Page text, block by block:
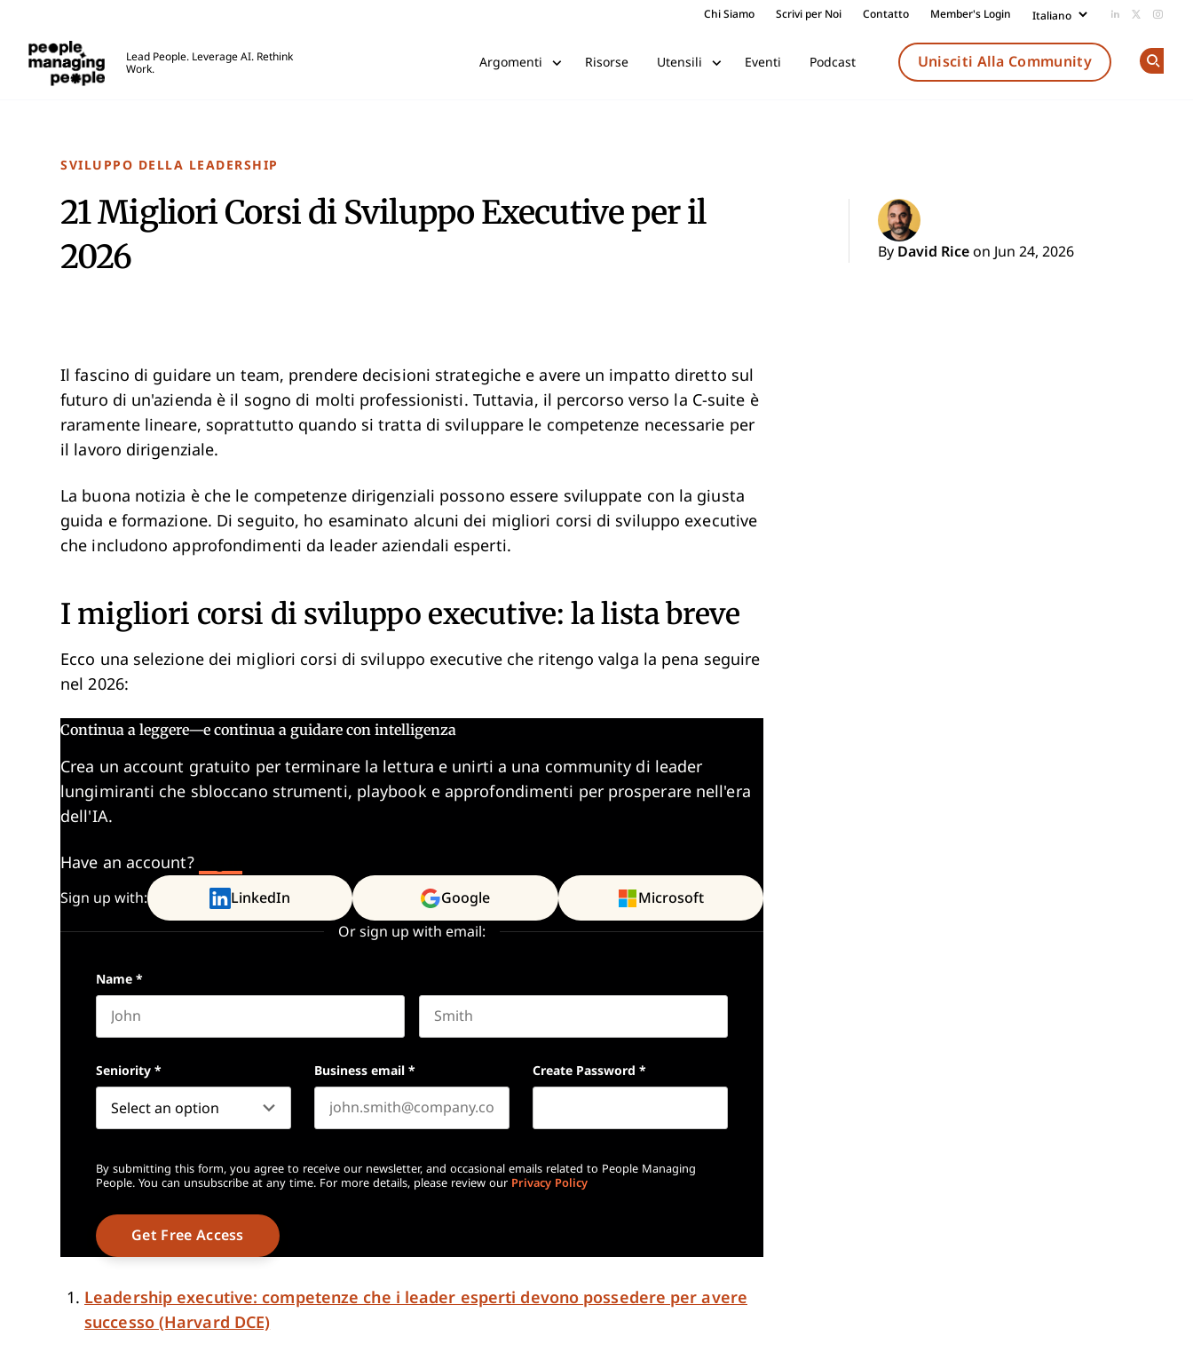
Chi Siamo Scrivi per Noi Contatto Member's Login Add us on
Follow
Lead People. Leverage AI. Rethink
Work.
Argomenti Risorse Utensili Eventi Podcast Unisciti Alla Community
SVILUPPO DELLA LEADERSHIP
21 Migliori Corsi di Sviluppo Executive per il
2026
By David Rice on Jun 24, 2026
Il fascino di guidare un team, prendere decisioni strategiche e avere un impatto diretto sul
futuro di un'azienda è il sogno di molti professionisti. Tuttavia, il percorso verso la C-suite è
raramente lineare, soprattutto quando si tratta di sviluppare le competenze necessarie per
il lavoro dirigenziale.
La buona notizia è che le competenze dirigenziali possono essere sviluppate con la giusta
guida e formazione. Di seguito, ho esaminato alcuni dei migliori corsi di sviluppo executive
che includono approfondimenti da leader aziendali esperti.
I migliori corsi di sviluppo executive: la lista breve
Ecco una selezione dei migliori corsi di sviluppo executive che ritengo valga la pena seguire
nel 2026:
Continua a leggere—e continua a guidare con intelligenza
Crea un account gratuito per terminare la lettura e unirti a una community di leader
lungimiranti che sbloccano strumenti, playbook e approfondimenti per prosperare nell'era
dell'IA.
Have an account?
Sign up with: LinkedIn Google Microsoft
Or sign up with email:
Name *
Seniority * Business email * Create Password *
By submitting this form, you agree to receive our newsletter, and occasional emails related to People Managing
People. You can unsubscribe at any time. For more details, please review our Privacy Policy
Leadership executive: competenze che i leader esperti devono possedere per avere
successo (Harvard DCE)